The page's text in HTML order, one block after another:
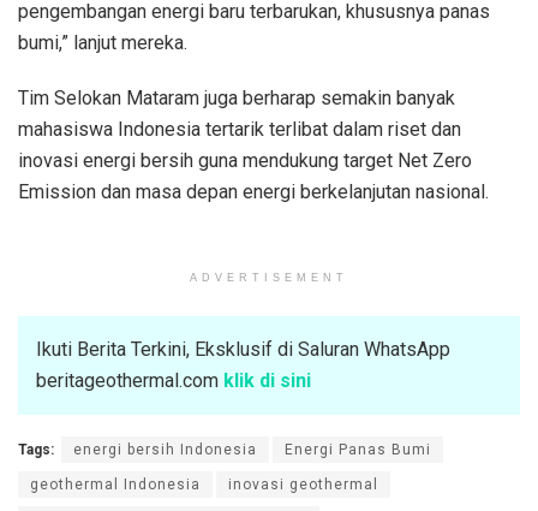
pengembangan energi baru terbarukan, khususnya panas
bumi,” lanjut mereka.
Tim Selokan Mataram juga berharap semakin banyak
mahasiswa Indonesia tertarik terlibat dalam riset dan
inovasi energi bersih guna mendukung target Net Zero
Emission dan masa depan energi berkelanjutan nasional.
ADVERTISEMENT
Ikuti Berita Terkini, Eksklusif di Saluran WhatsApp
beritageothermal.com klik di sini
Tags: energi bersih Indonesia Energi Panas Bumi
geothermal Indonesia inovasi geothermal